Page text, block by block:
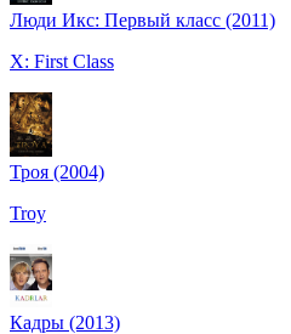
Люди Икс: Первый класс (2011)
X: First Class
Троя (2004)
Troy
Кадры (2013)